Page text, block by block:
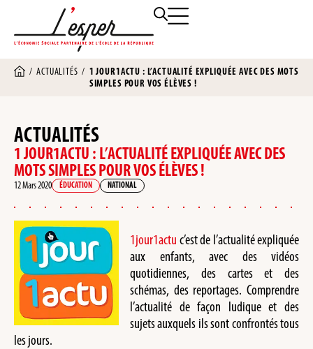
/ACTUALITÉS / 1 JOUR1ACTU : L’ACTUALITÉ EXPLIQUÉE AVEC DES MOTS
SIMPLES POUR VOS ÉLÈVES !
ACTUALITÉS
1 JOUR1ACTU : L’ACTUALITÉ EXPLIQUÉE AVEC DES
MOTS SIMPLES POUR VOS ÉLÈVES !
12 Mars 2020 ÉDUCATION NATIONAL
1jour1actu c’est de l’actualité expliquée
aux enfants, avec des vidéos
quotidiennes, des cartes et des
schémas, des reportages. Comprendre
l’actualité de façon ludique et des
sujets auxquels ils sont confrontés tous
les jours.